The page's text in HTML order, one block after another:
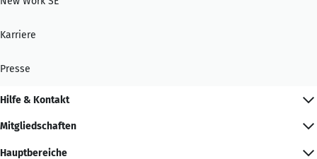
Karriere
Presse
Hilfe & Kontakt
Mitgliedschaften
Hauptbereiche